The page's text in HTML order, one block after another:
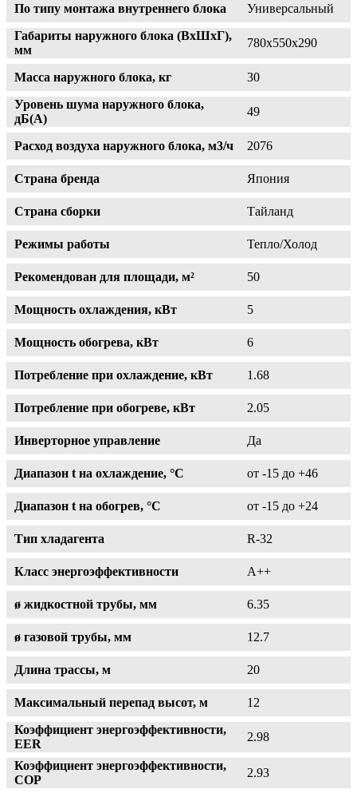
По типу монтажа внутреннего блока
Универсальный
Габариты наружного блока (ВхШхГ),
мм
780х550х290
Масса наружного блока, кг
30
Уровень шума наружного блока,
дБ(А)
49
Расход воздуха наружного блока, м3/ч 2076
Страна бренда Япония
Страна сборки Тайланд
Режимы работы Тепло/Холод
Рекомендован для площади, м² 50
Мощность охлаждения, кВт 5
Мощность обогрева, кВт 6
Потребление при охлаждение, кВт 1.68
Потребление при обогреве, кВт 2.05
Инверторное управление Да
Диапазон t на охлаждение, °С от -15 до +46
Диапазон t на обогрев, °С от -15 до +24
Тип хладагента R-32
Класс энергоэффективности A++
ø жидкостной трубы, мм 6.35
ø газовой трубы, мм 12.7
Длина трассы, м 20
Максимальный перепад высот, м
12
Коэффициент энергоэффективности,
EER
2.98
Коэффициент энергоэффективности,
СОР
2.93